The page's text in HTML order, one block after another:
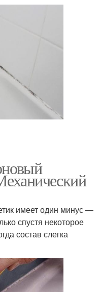
имеет один минус —
спустя некоторое
состав слегка